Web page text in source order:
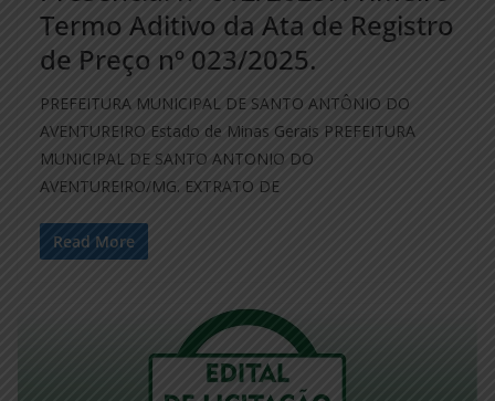
Termo Aditivo da Ata de Registro
de Preço nº 023/2025.
PREFEITURA MUNICIPAL DE SANTO ANTÔNIO DO
AVENTUREIRO Estado de Minas Gerais PREFEITURA
MUNICIPAL DE SANTO ANTONIO DO
AVENTUREIRO/MG. EXTRATO DE
Read More